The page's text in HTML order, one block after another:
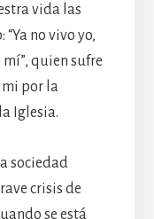
vida las
no vivo yo,
quien sufre
por la
Iglesia.
sociedad
crisis de
se está